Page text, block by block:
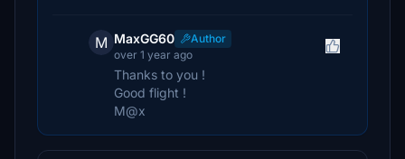
M MaxGG60
Author
over 1 year ago
Thanks to you !
Good flight !
M@x